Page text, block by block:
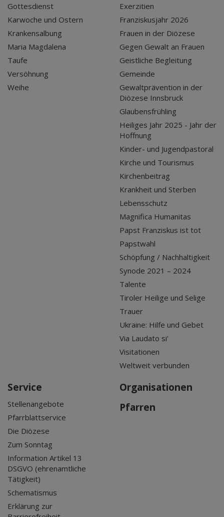
Gottesdienst
Karwoche und Ostern
Krankensalbung
Maria Magdalena
Taufe
Versöhnung
Weihe
Exerzitien
Franziskusjahr 2026
Frauen in der Diözese
Gegen Gewalt an Frauen
Geistliche Begleitung
Gemeinde
Gewaltprävention in der
Diözese Innsbruck
Glaubensfrühling
Heiliges Jahr 2025 - Jahr der
Hoffnung
Kinder- und Jugendpastoral
Kirche und Tourismus
Kirchenbeitrag
Krankheit und Sterben
Lebensschutz
Magnifica Humanitas
Papst Franziskus ist tot
Papstwahl
Schöpfung / Nachhaltigkeit
Synode 2021 – 2024
Talente
Tiroler Heilige und Selige
Trauer
Ukraine: Hilfe und Gebet
Via Laudato si'
Visitationen
Weltweit verbunden
Service
Stellenangebote
Pfarrblattservice
Die Diözese
Zum Sonntag
Information Artikel 13
DSGVO (ehrenamtliche
Tätigkeit)
Schematismus
Erklärung zur
Organisationen
Pfarren